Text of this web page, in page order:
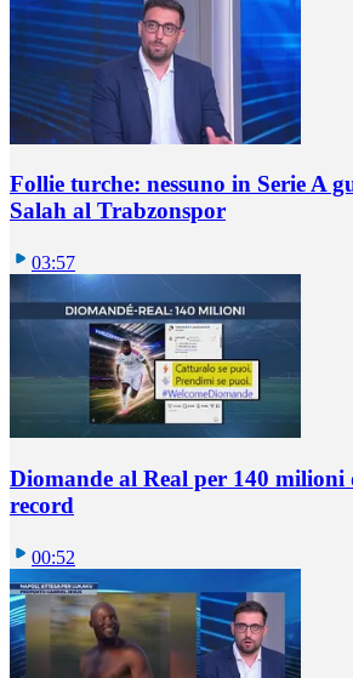
Follie turche: nessuno in Serie A
Salah al Trabzonspor
03:57
Diomande al Real per 140 milioni
record
00:52